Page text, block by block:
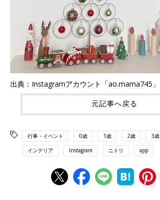
出典：Instagramアカウント「ao.mama745」
元記事へ戻る
行事・イベント 0歳 1歳 2歳 3歳
インテリア Instagram ニトリ app